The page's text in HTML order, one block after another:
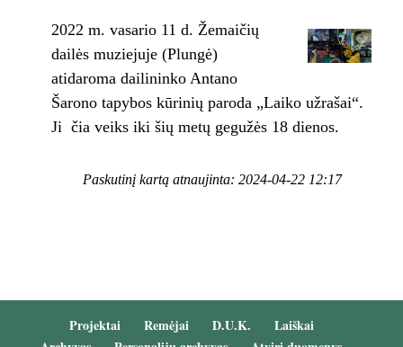
2022 m. vasario 11 d. Žemaičių
dailės muziejuje (Plungė)
atidaroma dailininko Antano
Šarono tapybos kūrinių paroda „Laiko užrašai“.
Ji čia veiks iki šių metų gegužės 18 dienos.
Paskutinį kartą atnaujinta: 2024-04-22 12:17
Projektai Remėjai D.U.K.
Laiškai